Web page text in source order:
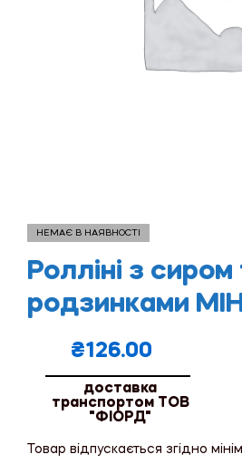
НЕМАЄ В НАЯВНОСТІ
Ролліні з сиром
родзинками
₴126.00
доставка
транспортом ТОВ
"ФІОРД"
Товар відпускається згідно